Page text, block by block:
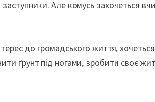
заступники. Але комусь захочеться
до громадського життя,
ґрунт під ногами, зробити своє